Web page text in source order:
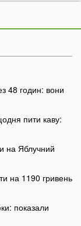
48 годин: вони
пити каву:
на Яблучний
на 1190 гривень
показали